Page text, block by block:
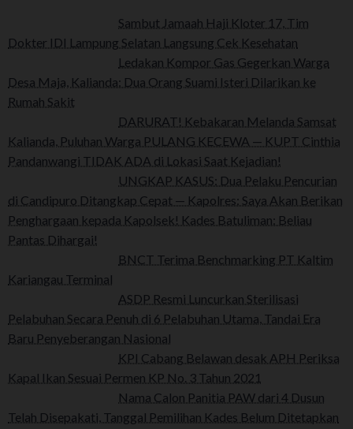
Sambut Jamaah Haji Kloter 17, Tim
Dokter IDI Lampung Selatan Langsung Cek Kesehatan
Ledakan Kompor Gas Gegerkan Warga
Desa Maja, Kalianda: Dua Orang Suami Isteri Dilarikan ke
Rumah Sakit
DARURAT! Kebakaran Melanda Samsat
Kalianda, Puluhan Warga PULANG KECEWA — KUPT Cinthia
Pandanwangi TIDAK ADA di Lokasi Saat Kejadian!
UNGKAP KASUS: Dua Pelaku Pencurian
di Candipuro Ditangkap Cepat — Kapolres: Saya Akan Berikan
Penghargaan kepada Kapolsek! Kades Batuliman: Beliau
Pantas Dihargai!
BNCT Terima Benchmarking PT Kaltim
Kariangau Terminal
ASDP Resmi Luncurkan Sterilisasi
Pelabuhan Secara Penuh di 6 Pelabuhan Utama, Tandai Era
Baru Penyeberangan Nasional
KPI Cabang Belawan desak APH Periksa
Kapal Ikan Sesuai Permen KP No. 3 Tahun 2021
Nama Calon Panitia PAW dari 4 Dusun
Telah Disepakati, Tanggal Pemilihan Kades Belum Ditetapkan